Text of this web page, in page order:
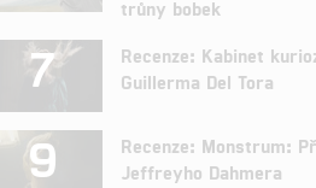
trůny bobek
7
Recenze: Kabinet
Guillerma Del Tora
9
Recenze: Monstrum:
Jeffreyho Dahmera